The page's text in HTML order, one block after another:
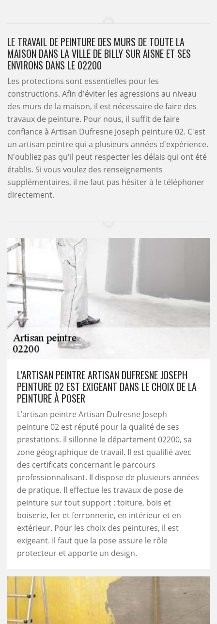
LE TRAVAIL DE PEINTURE DES MURS DE TOUTE LA
MAISON DANS LA VILLE DE BILLY SUR AISNE ET SES
ENVIRONS DANS LE 02200
Les protections sont essentielles pour les
constructions. Afin d'éviter les agressions au niveau
des murs de la maison, il est nécessaire de faire des
travaux de peinture. Pour nous, il suffit de faire
confiance à Artisan Dufresne Joseph peinture 02. C'est
un artisan peintre qui a plusieurs années d'expérience.
N'oubliez pas qu'il peut respecter les délais qui ont été
établis. Si vous voulez des renseignements
supplémentaires, il ne faut pas hésiter à le téléphoner
directement.
L’ARTISAN PEINTRE ARTISAN DUFRESNE JOSEPH
PEINTURE 02 EST EXIGEANT DANS LE CHOIX DE LA
PEINTURE À POSER
L’artisan peintre Artisan Dufresne Joseph
peinture 02 est réputé pour la qualité de ses
prestations. Il sillonne le département 02200, sa
zone géographique de travail. Il est qualifié avec
des certificats concernant le parcours
professionnalisant. Il dispose de plusieurs années
de pratique. Il effectue les travaux de pose de
peinture sur tout support : toiture, bois et
boiserie, fer et ferronnerie, en intérieur et en
extérieur. Pour les choix des peintures, il est
exigeant. Il faut que la pose assure le rôle
protecteur et apporte un design.